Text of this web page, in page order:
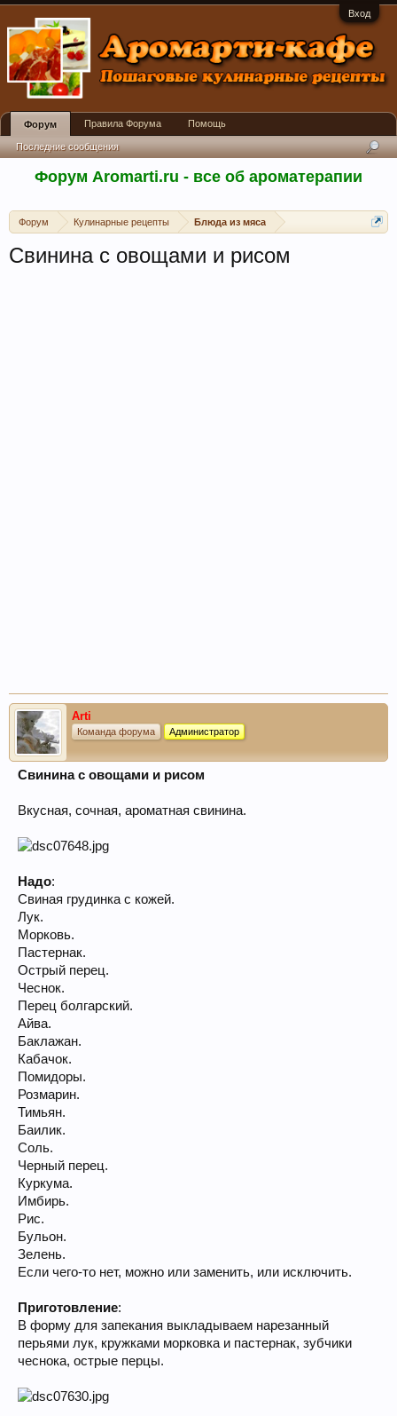
Вход
Форум Aromarti.ru - все об ароматерапии
Форум Кулинарные рецепты Блюда из мяса
Свинина с овощами и рисом
Arti
Команда форума Администратор
Свинина с овощами и рисом
Вкусная, сочная, ароматная свинина.
Надо:
Свиная грудинка с кожей.
Лук.
Морковь.
Пастернак.
Острый перец.
Чеснок.
Перец болгарский.
Айва.
Баклажан.
Кабачок.
Помидоры.
Розмарин.
Тимьян.
Баилик.
Соль.
Черный перец.
Куркума.
Имбирь.
Рис.
Бульон.
Зелень.
Если чего-то нет, можно или заменить, или исключить.
Приготовление:
В форму для запекания выкладываем нарезанный
перьями лук, кружками морковка и пастернак, зубчики
чеснока, острые перцы.
Форум
Последние сообщения
Правила Форума Помощь